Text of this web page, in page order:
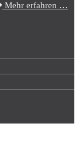
Mehr erfahren …